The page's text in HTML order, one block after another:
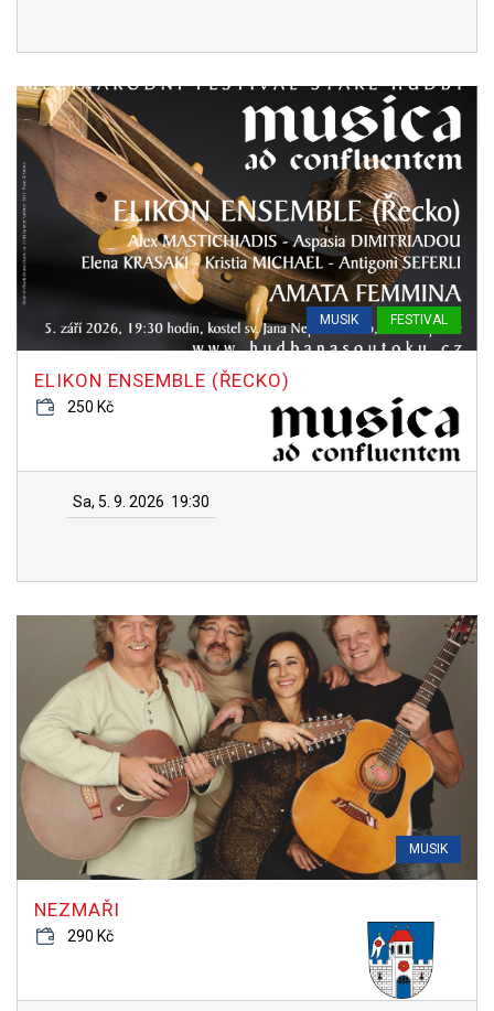
MUSIK FESTIVAL
ELIKON ENSEMBLE (ŘECKO)
250 Kč
Sa, 5. 9. 2026 19:30
MUSIK
NEZMAŘI
290 Kč